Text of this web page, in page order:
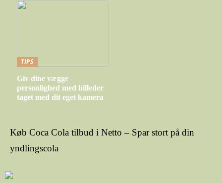
TIPS
Giv dine vægge
personlighed med billeder
taget med dit eget kamera
Køb Coca Cola tilbud i Netto – Spar stort på din
yndlingscola